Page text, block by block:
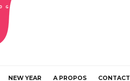
NEW YEAR A PROPOS CONTACT